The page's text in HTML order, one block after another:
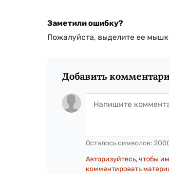
Заметили ошибку?
Пожалуйста, выделите ее
Добавить
Осталось символов:
Авторизуйтесь, чтобы
комментировать